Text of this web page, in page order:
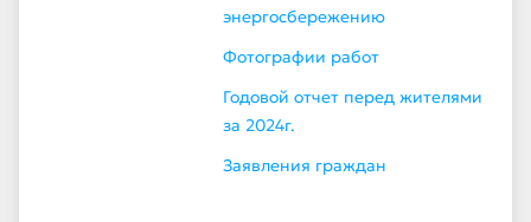
энергосбережению
Фотографии работ
Годовой отчет перед жителями
за 2024г.
Заявления граждан